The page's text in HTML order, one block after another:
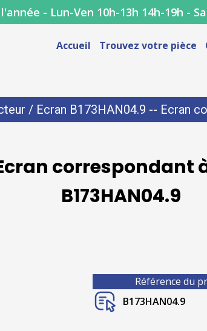
- Lun-Ven 10h-13h 14h-19h -
Accueil Trouvez votre pièce
/ Ecran B173HAN04.9 -- Ecran
B173HAN04.9
Référence du
B173HAN04.9